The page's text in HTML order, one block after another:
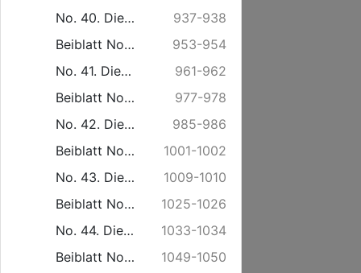
No. 40. Dienstag den 30. September.
937-938
Beiblatt No. 40. Freitag den 3. October.
953-954
No. 41. Dienstag den 7. October.
961-962
Beiblatt No. 41. Freitag den 10. October.
977-978
No. 42. Dienstag den 14. October.
985-986
Beiblatt No. 42. Freitag den 17. October.
1001-1002
No. 43. Dienstag den 21. October.
1009-1010
Beiblatt No. 43. Freitag den 24. October.
1025-1026
No. 44. Dienstag den 28. October.
1033-1034
Beiblatt No. 44. Freitag den 31. October.
1049-1050